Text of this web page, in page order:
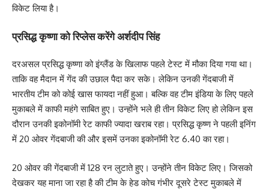
विकेट लिया है।
प्रसिद्ध कृष्णा को रिप्लेस करेंगे अर्शदीप सिंह
दरअसल प्रसिद्ध कृष्णा को इंग्लैंड के खिलाफ पहले टेस्ट में मौका दिया गया था।
ताकि वह मैदान में गेंद की उछाल पैदा कर सके। लेकिन उनकी गेंदबाजी में
भारतीय टीम को कोई खास फायदा नहीं हुआ। बल्कि वह टीम इंडिया के लिए पहले
मुकाबले में काफी महंगे साबित हुए। उन्होंने भले ही तीन विकेट लिए हो लेकिन इस
दौरान उनकी इकोनॉमी रेट काफी ज्यादा खराब रहा। प्रसिद्ध कृष्ण ने पहली इनिंग
में 20 ओवर गेंदबाजी की और इसमें उनका इकोनॉमी रेट 6.40 का रहा।
20 ओवर की गेंदबाजी में 128 रन लुटाते हुए। उन्होंने तीन विकेट लिए। जिसको
देखकर यह माना जा रहा है की टीम के हेड कोच गंभीर दूसरे टेस्ट मुकाबले में